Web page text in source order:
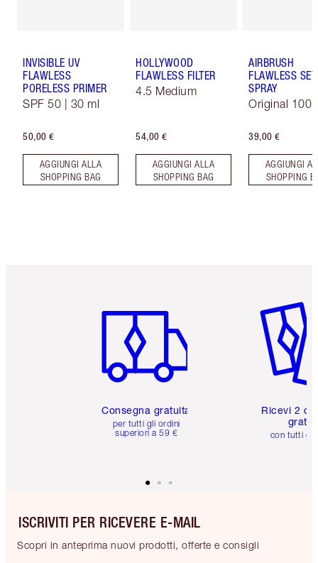
INVISIBLE UV
FLAWLESS
PORELESS PRIMER
SPF 50 | 30 ml
50,00 €
AGGIUNGI ALLA
SHOPPING BAG
HOLLYWOOD
FLAWLESS FILTER
4.5 Medium
54,00 €
AGGIUNGI ALLA
SHOPPING BAG
AIRBRUSH
FLAWLESS
SPRAY
Original 100
39,00 €
AGGIUNGI
SHOPPING
Consegna gratuita
per tutti gli ordini
superiori a 59 €
Ricevi 2
con tutti gli
ISCRIVITI PER RICEVERE E-MAIL
Scopri in anteprima nuovi prodotti, offerte e consigli